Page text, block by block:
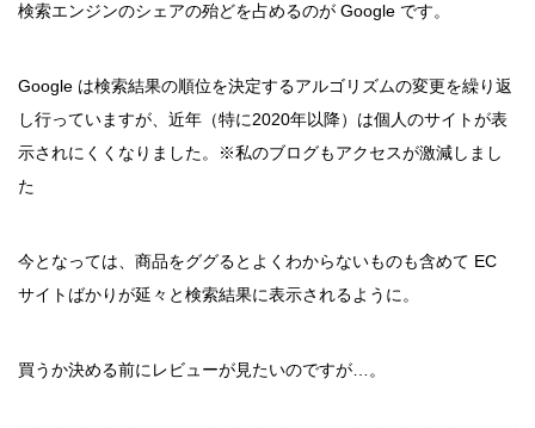
検索エンジンのシェアの殆どを占めるのが Google です。
Google は検索結果の順位を決定するアルゴリズムの変更を繰り返
し行っていますが、近年（特に2020年以降）は個人のサイトが表
示されにくくなりました。※私のブログもアクセスが激減しまし
た
今となっては、商品をググるとよくわからないものも含めて EC
サイトばかりが延々と検索結果に表示されるように。
買うか決める前にレビューが見たいのですが…。